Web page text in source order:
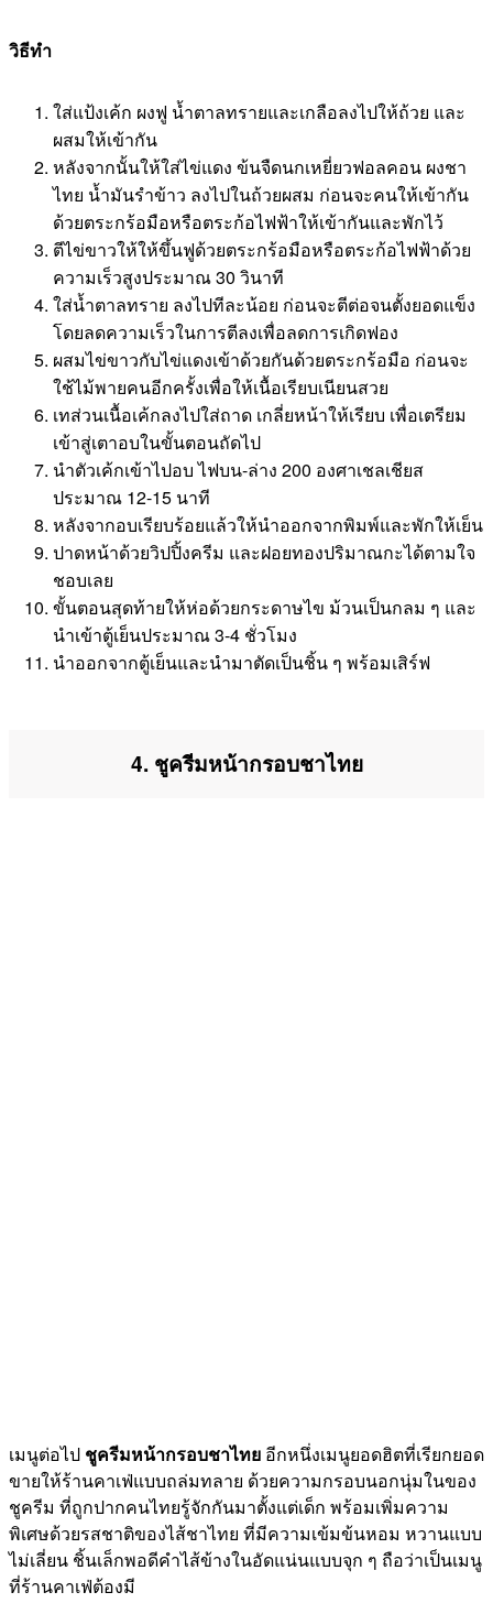
วิธีทำ
ใส่แป้งเค้ก ผงฟู น้ำตาลทรายและเกลือลงไปให้ถ้วย และ
ผสมให้เข้ากัน
หลังจากนั้นให้ใส่ไข่แดง​ ข้นจืดนกเหยี่ยวฟอลคอน​ ผง​ชา
ไทย น้ำมันรำข้าว​ ลงไปในถ้วยผสม ก่อนจะคนให้เข้ากัน
ด้วยตระกร้อมือหรือตระก้อไฟฟ้าให้เข้ากัน​และพักไว้
ตีไข่ขาวให้ให้ขึ้นฟูด้วยตระกร้อมือหรือตระก้อไฟฟ้าด้วย
ความเร็วสูงประมาณ 30 วินาที
ใส่น้ำตาลทราย ลงไปทีละน้อย ก่อนจะตีต่อจนตั้งยอดแข็ง
โดยลดความเร็วในการตีลงเพื่อลดการเกิดฟอง
ผสมไข่ขาวกับไข่แดงเข้าด้วยกันด้วยตระกร้อมือ ก่อนจะ
ใช้ไม้พายคนอีกครั้งเพื่อให้เนื้อเรียบเนียนสวย
เทส่วนเนื้อเค้กลงไปใส่ถาด เกลี่ยหน้าให้เรียบ เพื่อเตรียม
เข้าสู่เตาอบในขั้นตอนถัดไป
นำตัวเค้กเข้าไปอบ ไฟบน-ล่าง 200 องศาเชลเชียส
ประมาณ 12-15 นาที
หลังจากอบเรียบร้อยแล้วให้นำออกจากพิมพ์และพักให้เย็น
ปาดหน้าด้วยวิปปิ้งครีม และฝอยทองปริมาณกะได้ตามใจ
ชอบเลย
ขั้นตอนสุดท้ายให้ห่อด้วยกระดาษไข ม้วนเป็นกลม ๆ และ
นำเข้าตู้เย็นประมาณ 3-4 ชั่วโมง
นำออกจากตู้เย็นและนำมาตัดเป็นชิ้น ๆ พร้อมเสิร์ฟ
4. ชูครีมหน้ากรอบชาไทย
เมนูต่อไป ชูครีมหน้ากรอบชาไทย อีกหนึ่งเมนูยอดฮิตที่เรียกยอด
ขายให้ร้านคาเฟ่แบบถล่มทลาย ด้วยความกรอบนอกนุ่มในของ
ชูครีม ที่ถูกปากคนไทยรู้จักกันมาตั้งแต่เด็ก พร้อมเพิ่มความ
พิเศษด้วยรสชาติของไส้ชาไทย ที่มีความเข้มข้นหอม หวานแบบ
ไม่เลี่ยน ชิ้นเล็กพอดีคำไส้ข้างในอัดแน่นแบบจุก ๆ ถือว่าเป็นเมนู
ที่ร้านคาเฟ่ต้องมี